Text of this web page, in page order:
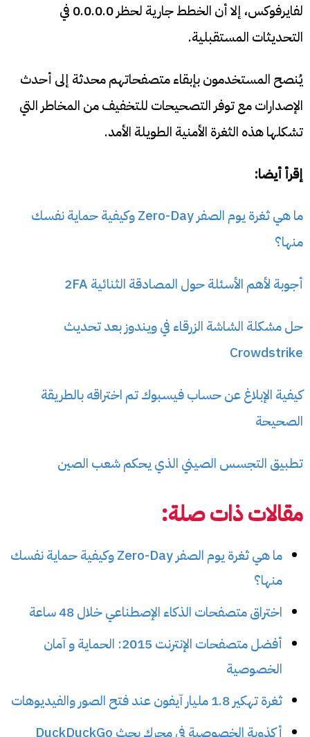
لفايرفوكس، إلا أن الخطط جارية لحظر 0.0.0.0 في
التحديثات المستقبلية.
يُنصح المستخدمون بإبقاء متصفحاتهم محدثة إلى أحدث
الإصدارات مع توفر التصحيحات للتخفيف من المخاطر التي
تشكلها هذه الثغرة الأمنية الطويلة الأمد.
إقرأ أيضا:
ما هي ثغرة يوم الصفر Zero-Day وكيفية حماية نفسك
منها؟
أجوبة لأهم الأسئلة حول المصادقة الثنائية 2FA
حل مشكلة الشاشة الزرقاء في ويندوز بعد تحديث
Crowdstrike
كيفية الإبلاغ عن حساب فيسبوك تم اختراقه بالطريقة
الصحيحة
تطبيق التجسس الصيني الذي يحكم شعب الصين
مقالات ذات صلة:
ما هي ثغرة يوم الصفر Zero-Day وكيفية حماية نفسك
منها؟
اختراق متصفحات الذكاء الإصطناعي خلال 48 ساعة
أفضل متصفحات الإنترنت 2015: الحماية و آمان
الخصوصية
ثغرة تهكير 1.8 مليار آيفون عند فتح الصور والفيديوهات
أكذوبة الخصوصية في محرك بحث DuckDuckGo